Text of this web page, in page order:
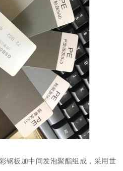
钢板加中间发泡聚酯组成，采用世